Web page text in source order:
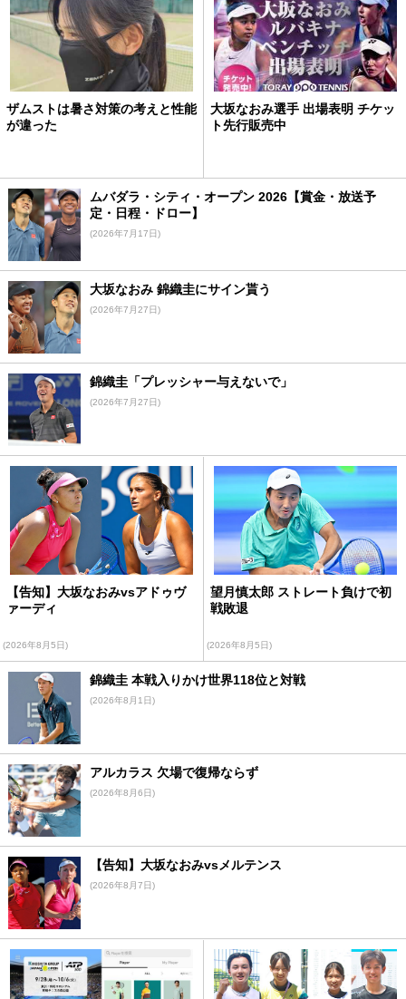
ザムストは暑さ対策の考えと性能
が違った
大坂なおみ選手 出場表明 チケッ
ト先行販売中
ムバダラ・シティ・オープン 2026【賞金・放送予
定・日程・ドロー】
(2026年7月17日)
大坂なおみ 錦織圭にサイン貰う
(2026年7月27日)
錦織圭「プレッシャー与えないで」
(2026年7月27日)
【告知】大坂なおみvsアドゥヴ
ァーディ
(2026年8月5日)
望月慎太郎 ストレート負けで初
戦敗退
(2026年8月5日)
錦織圭 本戦入りかけ世界118位と対戦
(2026年8月1日)
アルカラス 欠場で復帰ならず
(2026年8月6日)
【告知】大坂なおみvsメルテンス
(2026年8月7日)